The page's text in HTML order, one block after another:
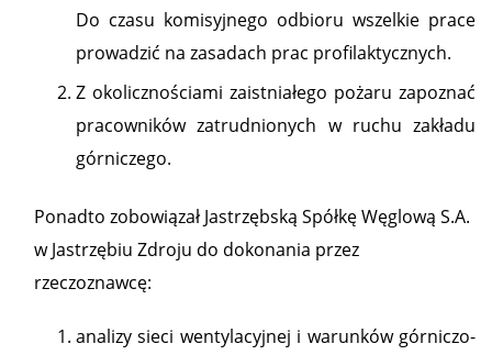
Do czasu komisyjnego odbioru wszelkie prace
prowadzić na zasadach prac profilaktycznych.
Z okolicznościami zaistniałego pożaru zapoznać
pracowników zatrudnionych w ruchu zakładu
górniczego.
Ponadto zobowiązał Jastrzębską Spółkę Węglową S.A.
w Jastrzębiu Zdroju do dokonania przez
rzeczoznawcę:
analizy sieci wentylacyjnej i warunków górniczo-